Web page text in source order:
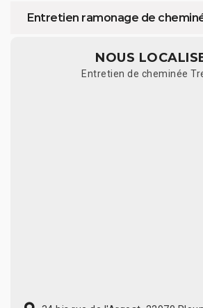
Entretien ramonage de
NOUS
Entretien de cheminée